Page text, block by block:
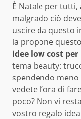
È Natale per tutti,
malgrado ciò
uscire da questo
la propone
idee low cost
tema beauty:
spendendo meno
vedete l’ora di
poco? Non vi
vostro regalo